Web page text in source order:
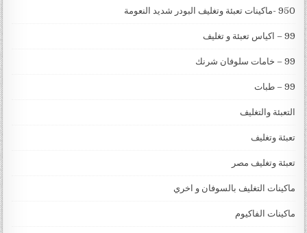
950 -ماكينات تعبئة وتغليف البودر شديد النعومة
99 – اكياس تعبئة و تغليف
99 – خامات سلوفان شرنك
99 – طبات
التعبئة والتغليف
تعبئة وتغليف
تعبئة وتغليف مصر
ماكينات التغليف بالسوفان و اخري
ماكينات الفاكيوم